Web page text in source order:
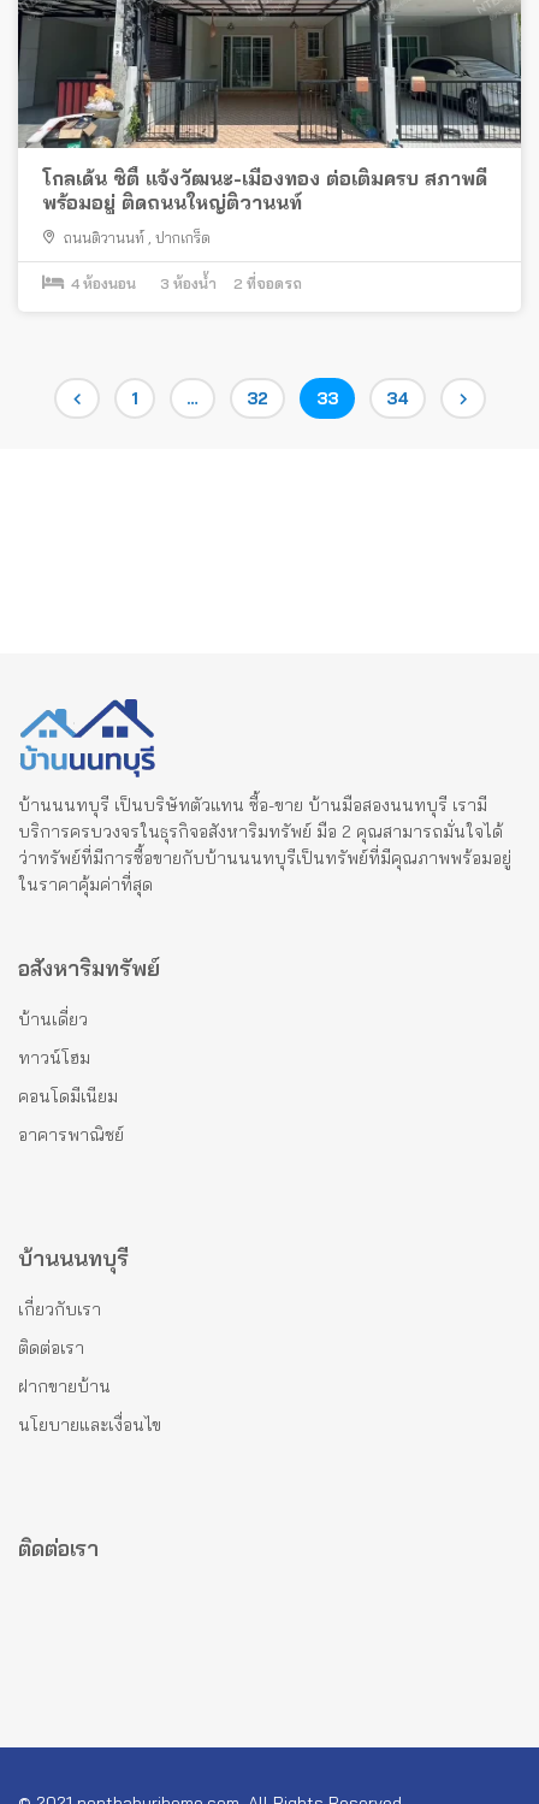
โกลเด้น ซิตี้ แจ้งวัฒนะ-เมืองทอง ต่อเติมครบ สภาพดี
พร้อมอยู่ ติดถนนใหญ่ติวานนท์
ถนนติวานนท์ ปากเกร็ด
4 ห้องนอน 3 ห้องน้ำ 2 ที่จอดรถ
PostsPage
1 … Page
32 Page
33 Page
34
บ้านนนทบุรี เป็นบริษัทตัวแทน ซื้อ-ขาย บ้านมือสองนนทบุรี เรามี
บริการครบวงจรในธุรกิจอสังหาริมทรัพย์ มือ 2 คุณสามารถมั่นใจได้
ว่าทรัพย์ที่มีการซื้อขายกับบ้านนนทบุรีเป็นทรัพย์ที่มีคุณภาพพร้อมอยู่
ในราคาคุ้มค่าที่สุด
อสังหาริมทรัพย์
บ้านเดี่ยว
ทาวน์โฮม
คอนโดมีเนียม
อาคารพาณิชย์
บ้านนนทบุรี
เกี่ยวกับเรา
ติดต่อเรา
ฝากขายบ้าน
นโยบายและเงื่อนไข
ติดต่อเรา